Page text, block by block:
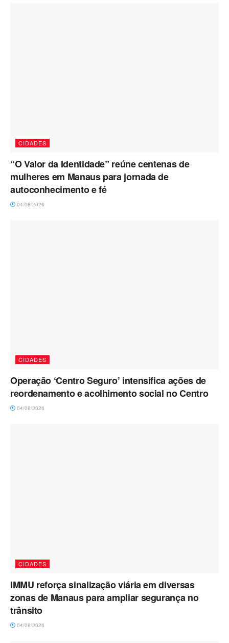
CIDADES
“O Valor da Identidade” reúne centenas de
mulheres em Manaus para jornada de
autoconhecimento e fé
04/08/2026
CIDADES
Operação ‘Centro Seguro’ intensifica ações de
reordenamento e acolhimento social no Centro
04/08/2026
CIDADES
IMMU reforça sinalização viária em diversas
zonas de Manaus para ampliar segurança no
trânsito
04/08/2026